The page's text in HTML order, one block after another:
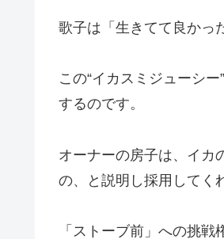
歌子は「生きてて良かっ
この“イカスミジューシ
するのです。
オーナーの房子は、イカ
の、と説明し採用してく
「ストーブ前」への挑戦